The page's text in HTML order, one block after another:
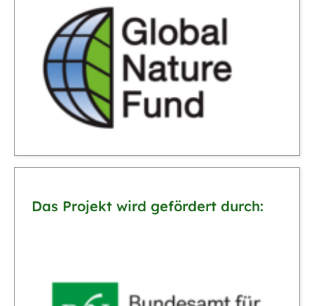
Das Projekt wird gefördert durch: